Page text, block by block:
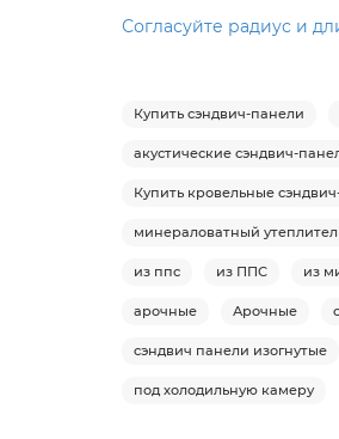
Согласуйте радиус и
Купить сэндвич-панели
акустические сэндвич-
Купить кровельные
минераловатный
из ппс из ППС из
арочные Арочные
сэндвич панели изогнутые
под холодильную камеру